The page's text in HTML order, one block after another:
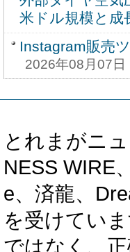
米ドル規模と成
Instagram販売
2026年08月07日
とれまがニ
NESS WIRE
e、済龍、
を受けてい
ではなく、